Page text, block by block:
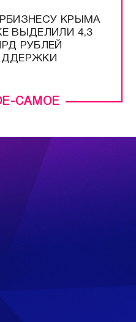
САМОЕ
КРЫМА
ВЫДЕЛИЛИ 4,3
РУБЛЕЙ